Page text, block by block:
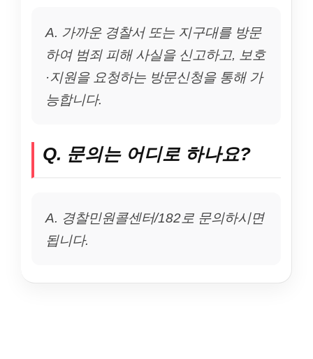
A. 가까운 경찰서 또는 지구대를 방문
하여 범죄 피해 사실을 신고하고, 보호
·지원을 요청하는 방문신청을 통해 가
능합니다.
Q. 문의는 어디로 하나요?
A. 경찰민원콜센터/182로 문의하시면
됩니다.